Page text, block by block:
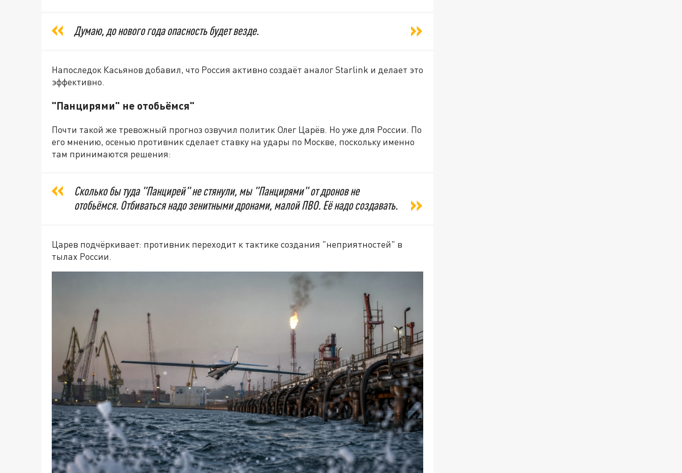
Думаю, до нового года опасность будет везде.
Напоследок Касьянов добавил, что Россия активно создаёт аналог Starlink и делает это
эффективно.
"Панцирями" не отобьёмся"
Почти такой же тревожный прогноз озвучил политик Олег Царёв. Но уже для России. По
его мнению, осенью противник сделает ставку на удары по Москве, поскольку именно
там принимаются решения:
Сколько бы туда "Панцирей" не стянули, мы "Панцирями" от дронов не
отобьёмся. Отбиваться надо зенитными дронами, малой ПВО. Её надо создавать.
Царев подчёркивает: противник переходит к тактике создания "неприятностей" в
тылах России.